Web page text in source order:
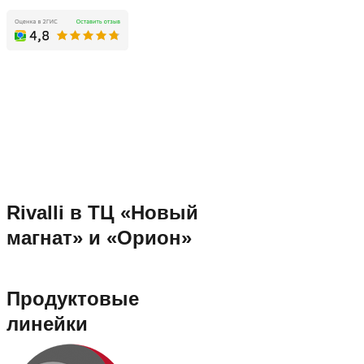
Продуктовые
линейки
Rivalli в ТЦ «Новый
магнат» и «Орион»